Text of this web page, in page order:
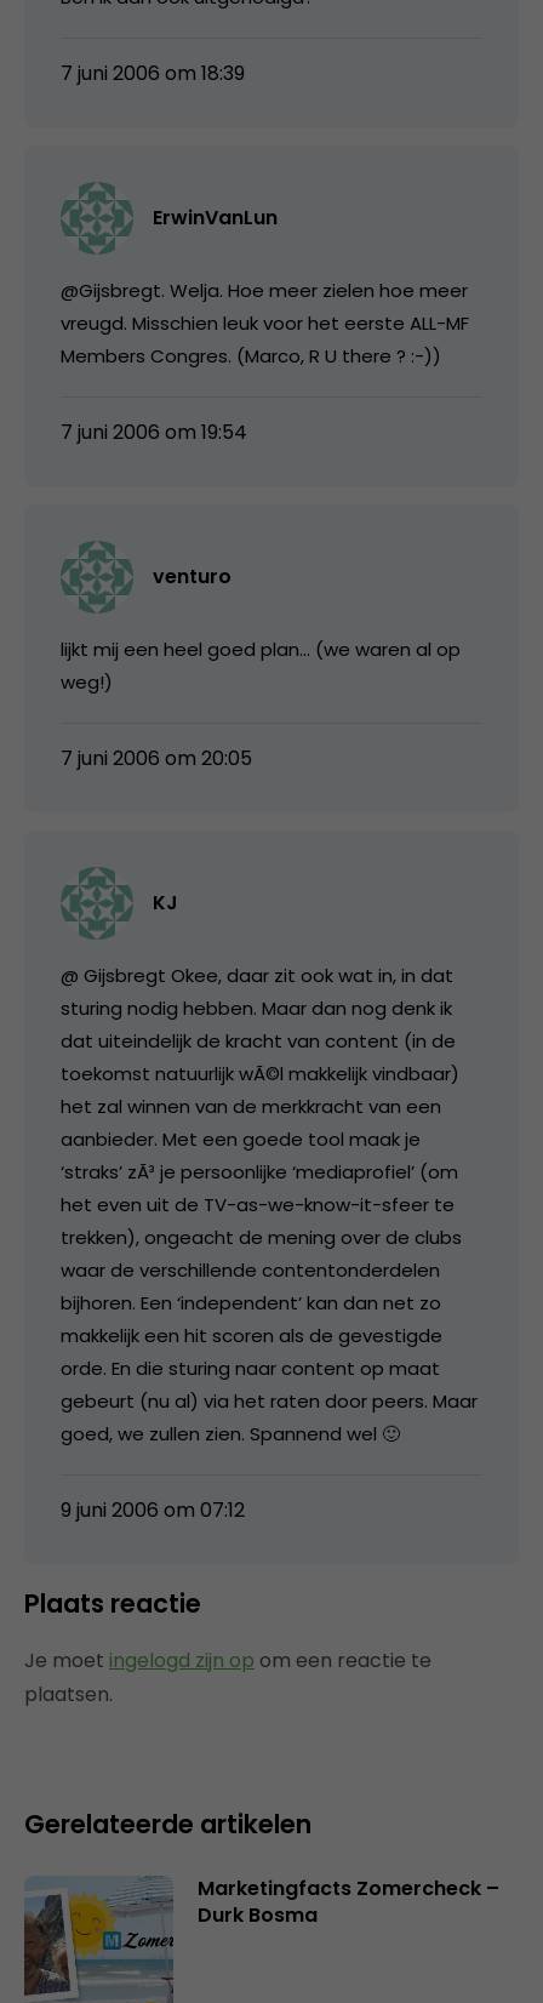
7 juni 2006 om 18:39
ErwinVanLun
@Gijsbregt. Welja. Hoe meer zielen hoe meer
vreugd. Misschien leuk voor het eerste ALL-MF
Members Congres. (Marco, R U there ? :-))
7 juni 2006 om 19:54
venturo
lijkt mij een heel goed plan… (we waren al op
weg!)
7 juni 2006 om 20:05
KJ
@ Gijsbregt Okee, daar zit ook wat in, in dat
sturing nodig hebben. Maar dan nog denk ik
dat uiteindelijk de kracht van content (in de
toekomst natuurlijk wÃ©l makkelijk vindbaar)
het zal winnen van de merkkracht van een
aanbieder. Met een goede tool maak je
‘straks’ zÃ³ je persoonlijke ‘mediaprofiel’ (om
het even uit de TV-as-we-know-it-sfeer te
trekken), ongeacht de mening over de clubs
waar de verschillende contentonderdelen
bijhoren. Een ‘independent’ kan dan net zo
makkelijk een hit scoren als de gevestigde
orde. En die sturing naar content op maat
gebeurt (nu al) via het raten door peers. Maar
goed, we zullen zien. Spannend wel 🙂
9 juni 2006 om 07:12
Plaats reactie
Je moet ingelogd zijn op om een reactie te
plaatsen.
Gerelateerde artikelen
Marketingfacts Zomercheck –
Durk Bosma